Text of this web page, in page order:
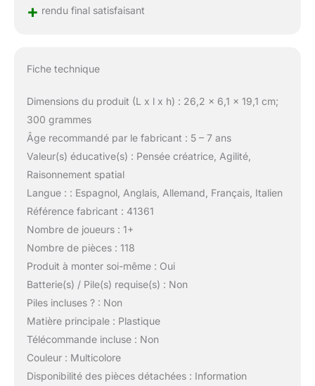
+ rendu final satisfaisant
Fiche technique
Dimensions du produit (L x l x h) : 26,2 x 6,1 x 19,1 cm;
300 grammes
Âge recommandé par le fabricant : 5 – 7 ans
Valeur(s) éducative(s) : Pensée créatrice, Agilité,
Raisonnement spatial
Langue : : Espagnol, Anglais, Allemand, Français, Italien
Référence fabricant : 41361
Nombre de joueurs : 1+
Nombre de pièces : 118
Produit à monter soi-même : Oui
Batterie(s) / Pile(s) requise(s) : Non
Piles incluses ? : Non
Matière principale : Plastique
Télécommande incluse : Non
Couleur : Multicolore
Disponibilité des pièces détachées : Information